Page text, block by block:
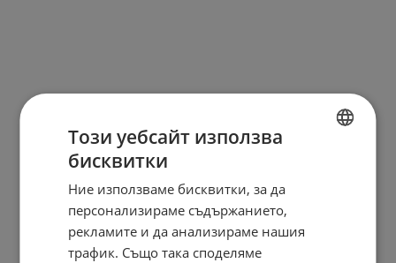
Този уебсайт използва
бисквитки
Ние използваме бисквитки, за да
персонализираме съдържанието,
рекламите и да анализираме нашия
трафик. Също така споделяме